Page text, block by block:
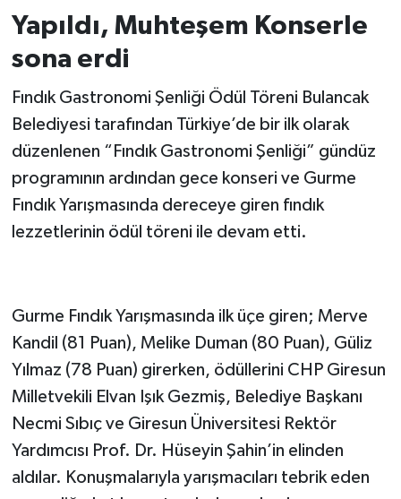
Yapıldı, Muhteşem Konserle
sona erdi
Fındık Gastronomi Şenliği Ödül Töreni Bulancak
Belediyesi tarafından Türkiye’de bir ilk olarak
düzenlenen “Fındık Gastronomi Şenliği” gündüz
programının ardından gece konseri ve Gurme
Fındık Yarışmasında dereceye giren fındık
lezzetlerinin ödül töreni ile devam etti.
Gurme Fındık Yarışmasında ilk üçe giren; Merve
Kandil (81 Puan), Melike Duman (80 Puan), Güliz
Yılmaz (78 Puan) girerken, ödüllerini CHP Giresun
Milletvekili Elvan Işık Gezmiş, Belediye Başkanı
Necmi Sıbıç ve Giresun Üniversitesi Rektör
Yardımcısı Prof. Dr. Hüseyin Şahin’in elinden
aldılar. Konuşmalarıyla yarışmacıları tebrik eden